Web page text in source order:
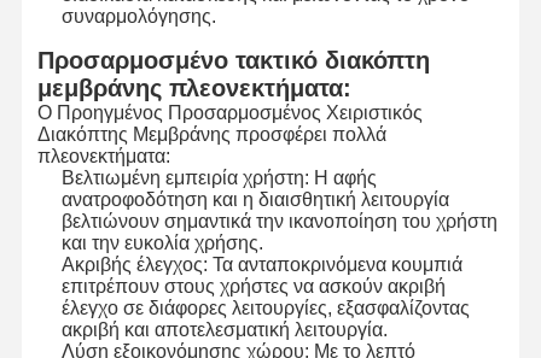
Διακόπτης μεμβρανών Backlight
Διακόπτης μεμβρανών αριθμητικών πληκτρολογίων
Διακόπτης επιτροπής μεμβρανών
Γραφικές επικαλύψεις
Κύκλοι PET
Φωτογραφία καθοδήγησης φωτός
Συγκρότηση μεταλλικού θόλου
συναρμολόγησης.
Προσαρμοσμένο τακτικό διακόπτη
μεμβράνης πλεονεκτήματα:
Ο Προηγμένος Προσαρμοσμένος Χειριστικός
Διακόπτης Μεμβράνης προσφέρει πολλά
πλεονεκτήματα:
Βελτιωμένη εμπειρία χρήστη: Η αφής
ανατροφοδότηση και η διαισθητική λειτουργία
βελτιώνουν σημαντικά την ικανοποίηση του χρήστη
και την ευκολία χρήσης.
Ακριβής έλεγχος: Τα ανταποκρινόμενα κουμπιά
επιτρέπουν στους χρήστες να ασκούν ακριβή
έλεγχο σε διάφορες λειτουργίες, εξασφαλίζοντας
ακριβή και αποτελεσματική λειτουργία.
Λύση εξοικονόμησης χώρου: Με το λεπτό